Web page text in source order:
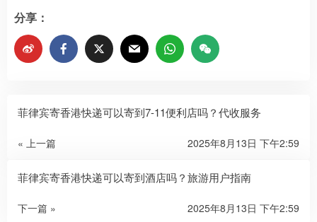
分享：
菲律宾寄香港快递可以寄到7-11便利店吗？代收服务
« 上一篇 2025年8月13日 下午2:59
菲律宾寄香港快递可以寄到酒店吗？旅游用户指南
下一篇 » 2025年8月13日 下午2:59